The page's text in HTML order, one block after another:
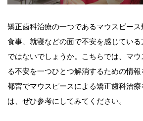
矯正歯科治療の一つであるマウスピー
食事、就寝などの面で不安を感じてい
ではないでしょうか。こちらでは、マ
る不安を一つひとつ解消するための情
都宮でマウスピースによる矯正歯科治
は、ぜひ参考にしてみてください。